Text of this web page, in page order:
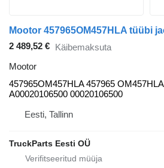
2 489,52 € Käibemaksuta
Mootor
457965OM457HLA 457965 OM457HLA
A00020106500 00020106500
Eesti, Tallinn
TruckParts Eesti OÜ